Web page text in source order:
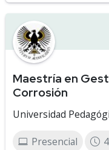
Maestría en
Corrosión
Universidad
Presencial